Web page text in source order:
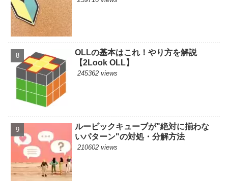
OLLの基本はこれ！やり方を解説
【2Look OLL】
245362 views
ルービックキューブが"絶対に揃わな
いパターン"の対処・分解方法
210602 views